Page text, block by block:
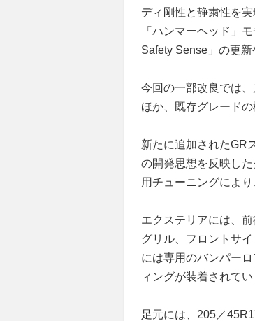
ディ剛性と静粛性を
「ハンマーヘッド」
Safety Sense」の更
今回の一部改良では
ほか、既存グレード
新たに追加されたGR
の開発思想を反映し
用チューニングによ
エクステリアには、
グリル、フロントサ
には専用のバンパー
ィングが装着されてい
足元には、205／